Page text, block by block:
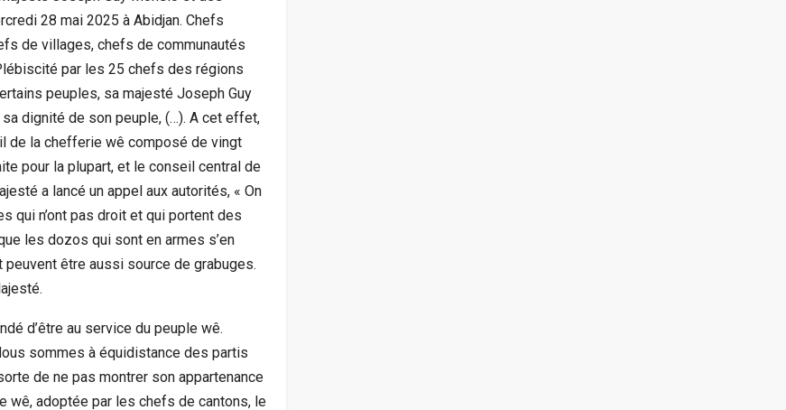
28 mai 2025 à Abidjan. Chefs
de villages, chefs de communautés
par les 25 chefs des régions
peuples, sa majesté Joseph Guy
dignité de son peuple, (…). A cet effet,
de la chefferie wê composé de vingt
pour la plupart, et le conseil central de
a lancé un appel aux autorités, « On
qui n’ont pas droit et qui portent des
les dozos qui sont en armes s’en
être aussi source de grabuges.
d’être au service du peuple wê.
sommes à équidistance des partis
de ne pas montrer son appartenance
wê, adoptée par les chefs de cantons, le